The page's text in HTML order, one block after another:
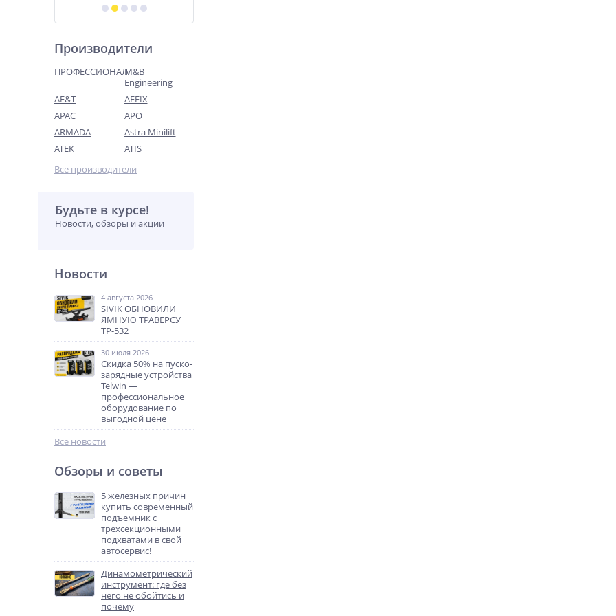
Производители
ПРОФЕССИОНАЛM&B
Engineering
AE&T
AFFIX
APAC
APO
ARMADA
Astra Minilift
ATEK
ATIS
Все производители
Будьте в курсе!
Новости, обзоры и акции
Новости
4 августа 2026
SIVIK ОБНОВИЛИ
ЯМНУЮ ТРАВЕРСУ
ТР-532
30 июля 2026
Скидка 50% на пуско-
зарядные устройства
Telwin —
профессиональное
оборудование по
выгодной цене
Все новости
Обзоры и советы
5 железных причин
купить современный
подъемник с
трехсекционными
подхватами в свой
автосервис!
Динамометрический
инструмент: где без
него не обойтись и
почему